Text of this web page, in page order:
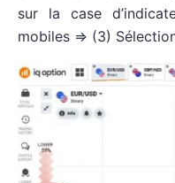
sur la case
mobiles => (3)